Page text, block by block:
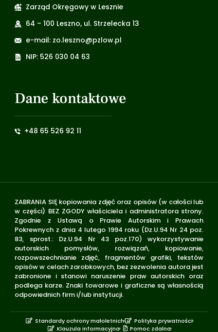
Zarząd Okręgowy w Lesznie
64 – 100 Leszno, ul. Strzelecka 13
e-mail: zo.leszno@pzlow.pl
NIP: 526 030 04 63
Dane kontaktowe
+48 65 526 92 11
ZABRANIA SIĘ kopiowania zdjęć oraz opisów (w całości lub
w części) BEZ ZGODY właściciela i administratora strony.
Zgodnie z Ustawą o Prawie Autorskim i Prawach
Pokrewnych z dnia 4 lutego 1994 roku (Dz.U.94 Nr 24 poz.
83, sprost.: Dz.U.94 Nr 43 poz.170) wykorzystywanie
autorskich pomysłów, rozwiązań, kopiowanie,
rozpowszechnianie zdjęć, fragmentów grafiki, tekstów
opisów w celach zarobkowych, bez zezwolenia autora jest
zabronione i stanowi naruszenie praw autorskich oraz
podlega karze. Znaki towarowe i graficzne są własnością
odpowiednich firm i/lub instytucji.
Standardy ochrony małoletnich
Polityka prywatności
Klauzula informacyjna
Pomoc zdalna